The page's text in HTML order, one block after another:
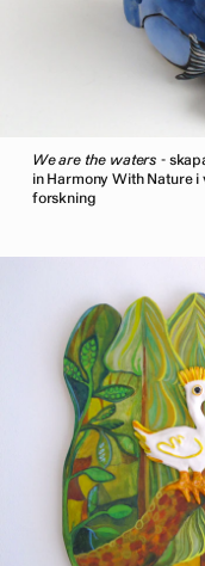
We are the waters -
in Harmony With Nature
forskning